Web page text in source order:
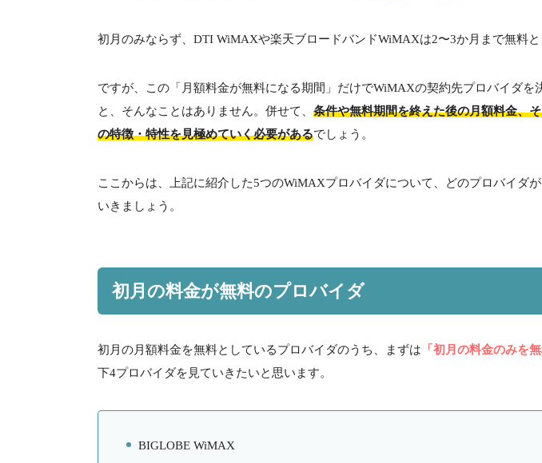
初月のみならず、 DTI WiMAXや楽天ブロードバンドWiMAXは2〜3か月まで無料と
ですが、この「月額料金が無料になる期間」だけでWiMAXの契約先プロバイダを
と、そんなことはありません。併せて、 条件や無料期間を終えた後の月額料金、
の特徴・特性を見極めていく必要があるでしょう。
ここからは、上記に紹介した5つのWiMAXプロバイダについて、どのプロバイダ
いきましょう。
初月の料金が無料のプロバイダ
初月の月額料金を無料としているプロバイダのうち、まずは 「初月の料金のみを無
下4プロバイダを見ていきたいと思います。
BIGLOBE WiMAX